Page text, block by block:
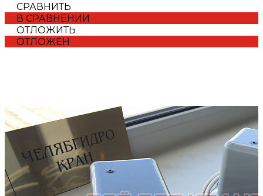
СРАВНИТЬ
В СРАВНЕНИИ
ОТЛОЖИТЬ
ОТЛОЖЕН